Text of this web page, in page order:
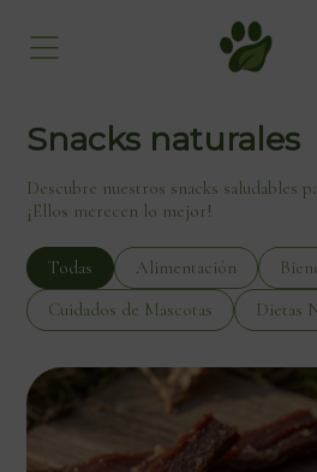
Snacks naturales
Descubre nuestros snacks saludables
¡Ellos merecen lo mejor!
Todas Alimentación
Cuidados de Mascotas
Dietas